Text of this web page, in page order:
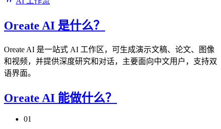
Oreate AI 是什么？
Oreate AI 是一站式 AI 工作区，可生成演示文稿、论文、图像
和视频，并提供深度研究和对话，主要面向中文用户，支持双
语界面。
Oreate AI 能做什么？
01